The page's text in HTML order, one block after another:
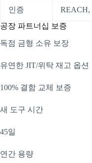
인증
REACH,
공장 파트너십 보증
독점 금형 소유 보장
유연한 JIT/위탁 재고 옵션
100% 결함 교체 보증
새 도구 시간
45일
연간 용량